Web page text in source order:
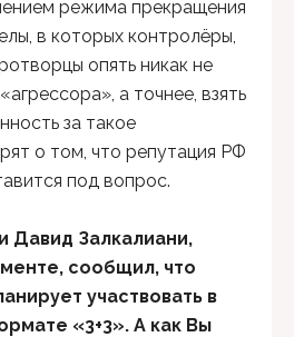
режима прекращения
в которых контролёры,
опять никак не
а точнее, взять
за такое
о том, что репутация РФ
под вопрос.
Давид Залкалиани,
сообщил, что
участвовать в
«3+3». А как Вы